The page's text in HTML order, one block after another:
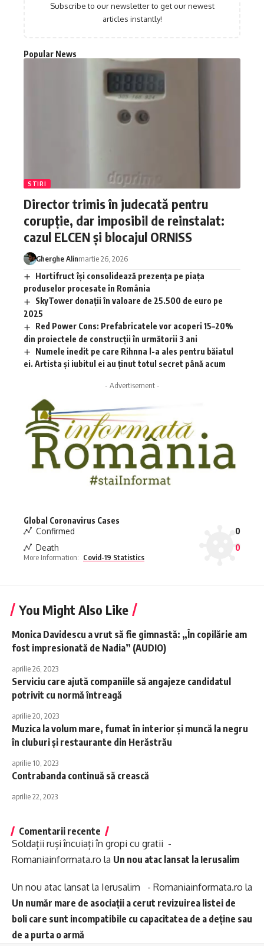
Subscribe to our newsletter to get our newest
articles instantly!
Popular News
STIRI
Director trimis în judecată pentru
corupție, dar imposibil de reinstalat:
cazul ELCEN și blocajul ORNISS
Gherghe Alinmartie 26, 2026
Hortifruct își consolidează prezența pe piața
produselor procesate în România
SkyTower donații în valoare de 25.500 de euro pe
2025
Red Power Cons: Prefabricatele vor acoperi 15–20%
din proiectele de construcții în următorii 3 ani
Numele inedit pe care Rihnna l-a ales pentru băiatul
ei. Artista și iubitul ei au ținut totul secret până acum
- Advertisement -
Global Coronavirus Cases
Confirmed
0
Death
0
More Information: Covid-19 Statistics
You Might Also Like
Monica Davidescu a vrut să fie gimnastă: „În copilărie am
fost impresionată de Nadia” (AUDIO)
aprilie 26, 2023
Serviciu care ajută companiile să angajeze candidatul
potrivit cu normă întreagă
aprilie 20, 2023
Muzica la volum mare, fumat în interior și muncă la negru
în cluburi și restaurante din Herăstrău
aprilie 10, 2023
Contrabanda continuă să crească
aprilie 22, 2023
Comentarii recente
Soldații ruși încuiați în gropi cu gratii -
Romaniainformata.ro la Un nou atac lansat la Ierusalim
Un nou atac lansat la Ierusalim - Romaniainformata.ro la
Un număr mare de asociații a cerut revizuirea listei de
boli care sunt incompatibile cu capacitatea de a deține sau
de a purta o armă